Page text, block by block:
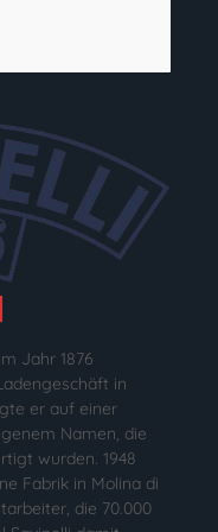
Jahr 1876
in
er auf einer
Namen, die
wurden. 1948
Fabrik in Molina di
die 70.000